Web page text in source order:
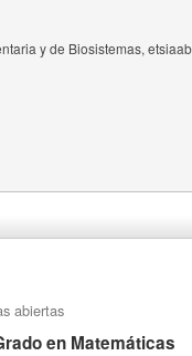
y de Biosistemas, etsiaab
abiertas
en Matemáticas